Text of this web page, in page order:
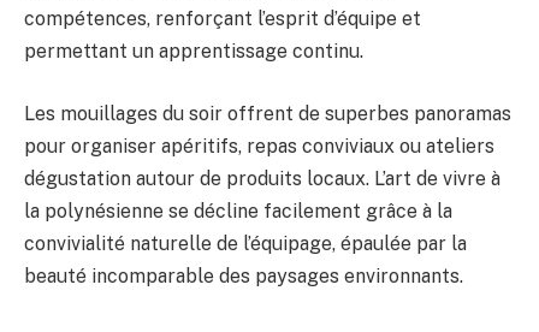
compétences, renforçant l’esprit d’équipe et
permettant un apprentissage continu.
Les mouillages du soir offrent de superbes panoramas
pour organiser apéritifs, repas conviviaux ou ateliers
dégustation autour de produits locaux. L’art de vivre à
la polynésienne se décline facilement grâce à la
convivialité naturelle de l’équipage, épaulée par la
beauté incomparable des paysages environnants.